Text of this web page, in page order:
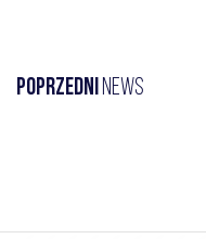
Poprzedninews